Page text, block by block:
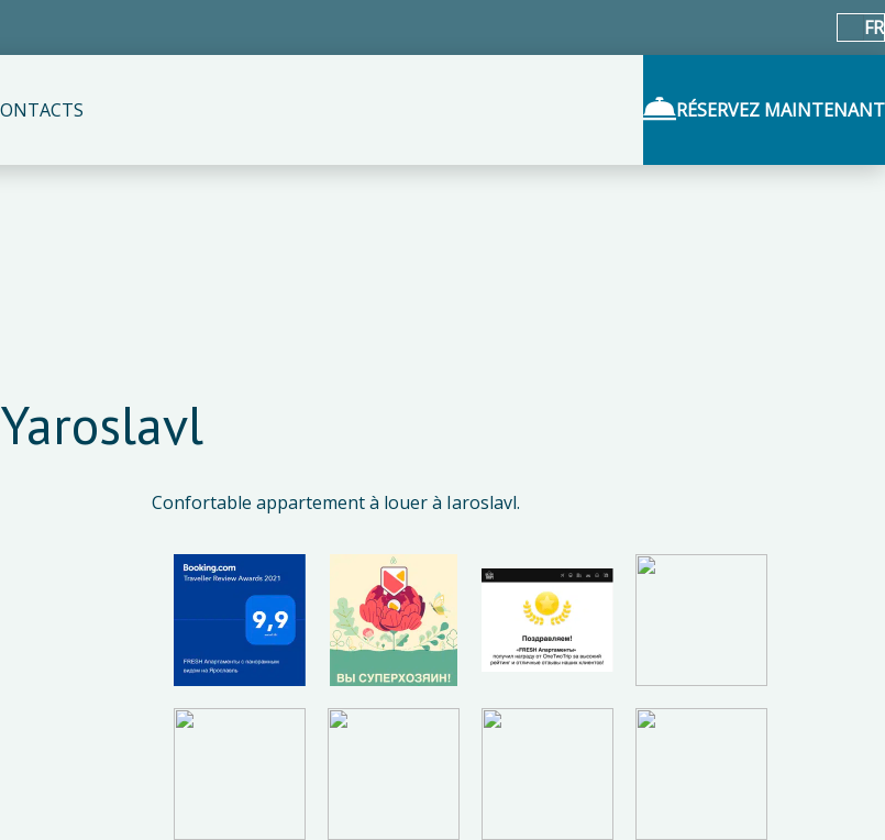
FR
RÉSERVEZ MAINTENANT
Confortable appartement à louer à Iaroslavl.